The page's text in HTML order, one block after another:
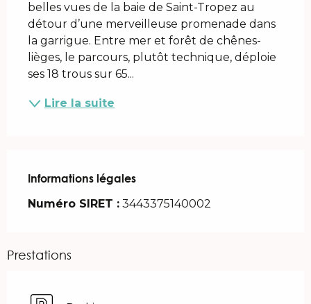
belles vues de la baie de Saint-Tropez au
détour d’une merveilleuse promenade dans
la garrigue. Entre mer et forêt de chênes-
lièges, le parcours, plutôt technique, déploie
ses 18 trous sur 65...
Lire la suite
Informations légales
Informations légales
Numéro SIRET : 3443375140002
Prestations